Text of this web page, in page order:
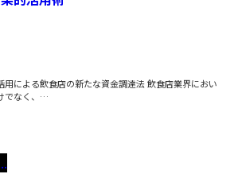
用による飲食店の新たな資金調達法 飲食店業界におい
でなく、…